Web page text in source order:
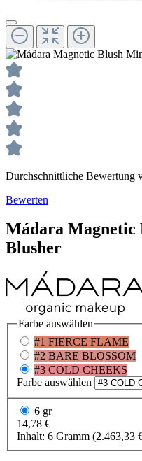
Durchschnittliche Bewertung
Bewerten
Mádara Magnetic
Blusher
Farbe auswählen
#1 FIERCE FLAME
#2 BARE BLOSSOM
#3 COLD CHEEKS
Farbe auswählen
6 gr
14,78 €
Inhalt: 6 Gramm (2.463,33